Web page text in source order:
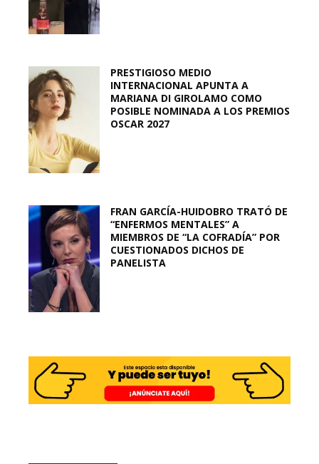
PRESTIGIOSO MEDIO
INTERNACIONAL APUNTA A
MARIANA DI GIROLAMO COMO
POSIBLE NOMINADA A LOS PREMIOS
OSCAR 2027
FRAN GARCÍA-HUIDOBRO TRATÓ DE
“ENFERMOS MENTALES” A
MIEMBROS DE “LA COFRADÍA” POR
CUESTIONADOS DICHOS DE
PANELISTA